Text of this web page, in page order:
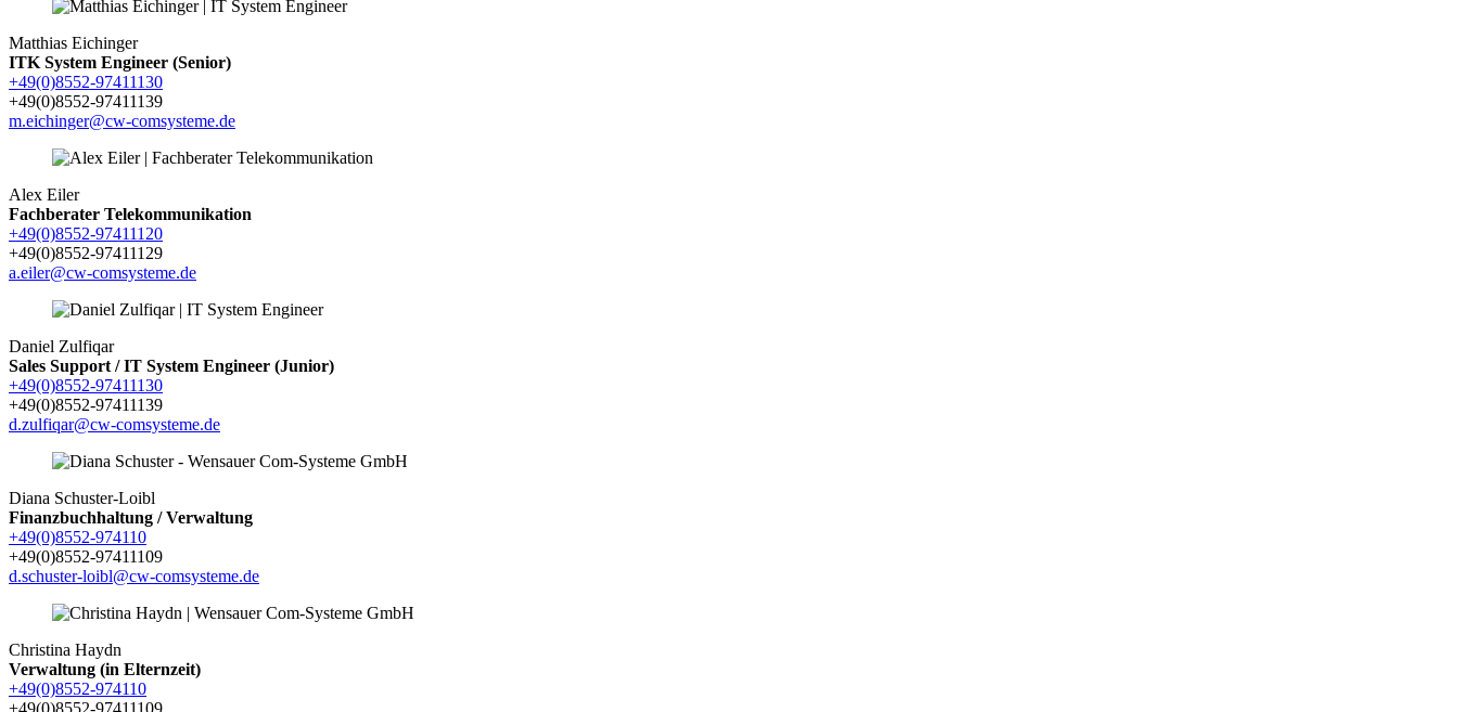
Matthias Eichinger
ITK System Engineer (Senior)
+49(0)8552-97411130
+49(0)8552-97411139
m.eichinger@cw-comsysteme.de
Alex Eiler
Fachberater Telekommunikation
+49(0)8552-97411120
+49(0)8552-97411129
a.eiler@cw-comsysteme.de
Daniel Zulfiqar
Sales Support / IT System Engineer (Junior)
+49(0)8552-97411130
+49(0)8552-97411139
d.zulfiqar@cw-comsysteme.de
Diana Schuster-Loibl
Finanzbuchhaltung / Verwaltung
+49(0)8552-974110
+49(0)8552-97411109
d.schuster-loibl@cw-comsysteme.de
Christina Haydn
Verwaltung (in Elternzeit)
+49(0)8552-974110
+49(0)8552-97411109